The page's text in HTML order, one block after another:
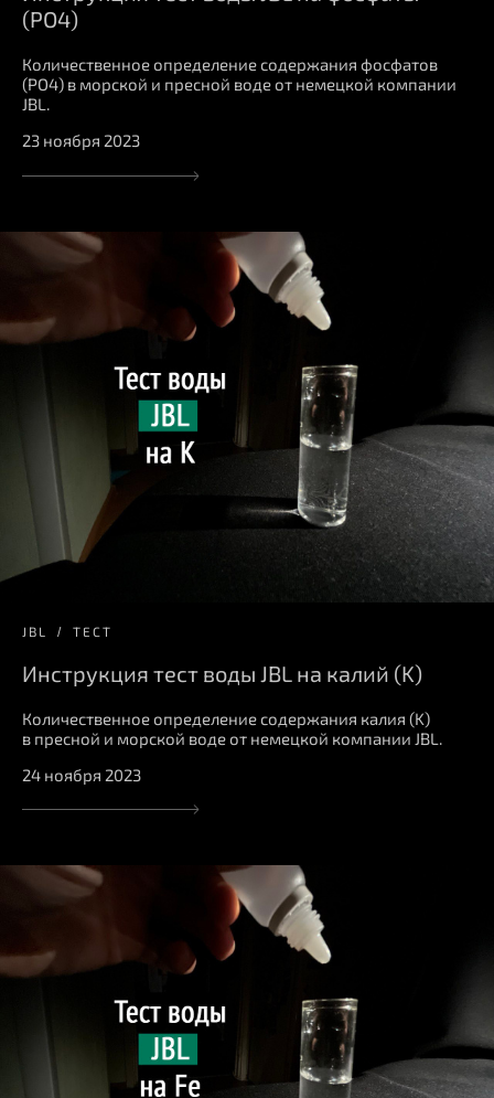
(PO4)
Количественное определение содержания фосфатов
(PO4) в морской и пресной воде от немецкой компании
JBL.
23 ноября 2023
JBL ТЕСТ
Инструкция тест воды JBL на калий (K)
Количественное определение содержания калия (K)
в пресной и морской воде от немецкой компании JBL.
24 ноября 2023